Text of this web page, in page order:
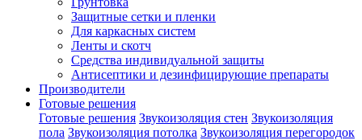
Защитные сетки и пленки
Для каркасных систем
Ленты и скотч
Средства индивидуальной защиты
Антисептики и дезинфицирующие препараты
Производители
Готовые решения
Готовые решения Звукоизоляция стен Звукоизоляция
пола Звукоизоляция потолка Звукоизоляция перегородок